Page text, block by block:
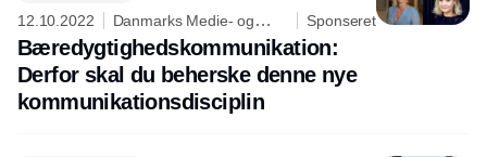
12.10.2022
Danmarks Medie- og
Journalisthøjskole
Sponseret
Bæredygtighedskommunikation:
Derfor skal du beherske denne nye
kommunikationsdisciplin